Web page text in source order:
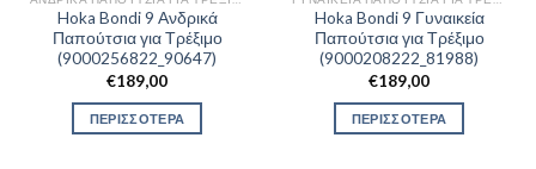
Hoka Bondi 9 Ανδρικά
Παπούτσια για Τρέξιμο
(9000256822_90647)
€189,00
ΠΕΡΙΣΣΟΤΕΡΑ
Hoka Bondi 9 Γυναικεία
Παπούτσια για Τρέξιμο
(9000208222_81988)
€189,00
ΠΕΡΙΣΣΟΤΕΡΑ